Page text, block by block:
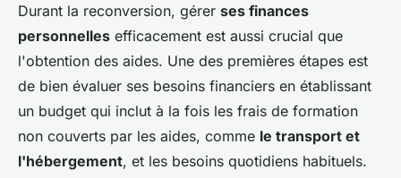
Durant la reconversion, gérer ses finances
personnelles efficacement est aussi crucial que
l'obtention des aides. Une des premières étapes est
de bien évaluer ses besoins financiers en établissant
un budget qui inclut à la fois les frais de formation
non couverts par les aides, comme le transport et
l'hébergement, et les besoins quotidiens habituels.